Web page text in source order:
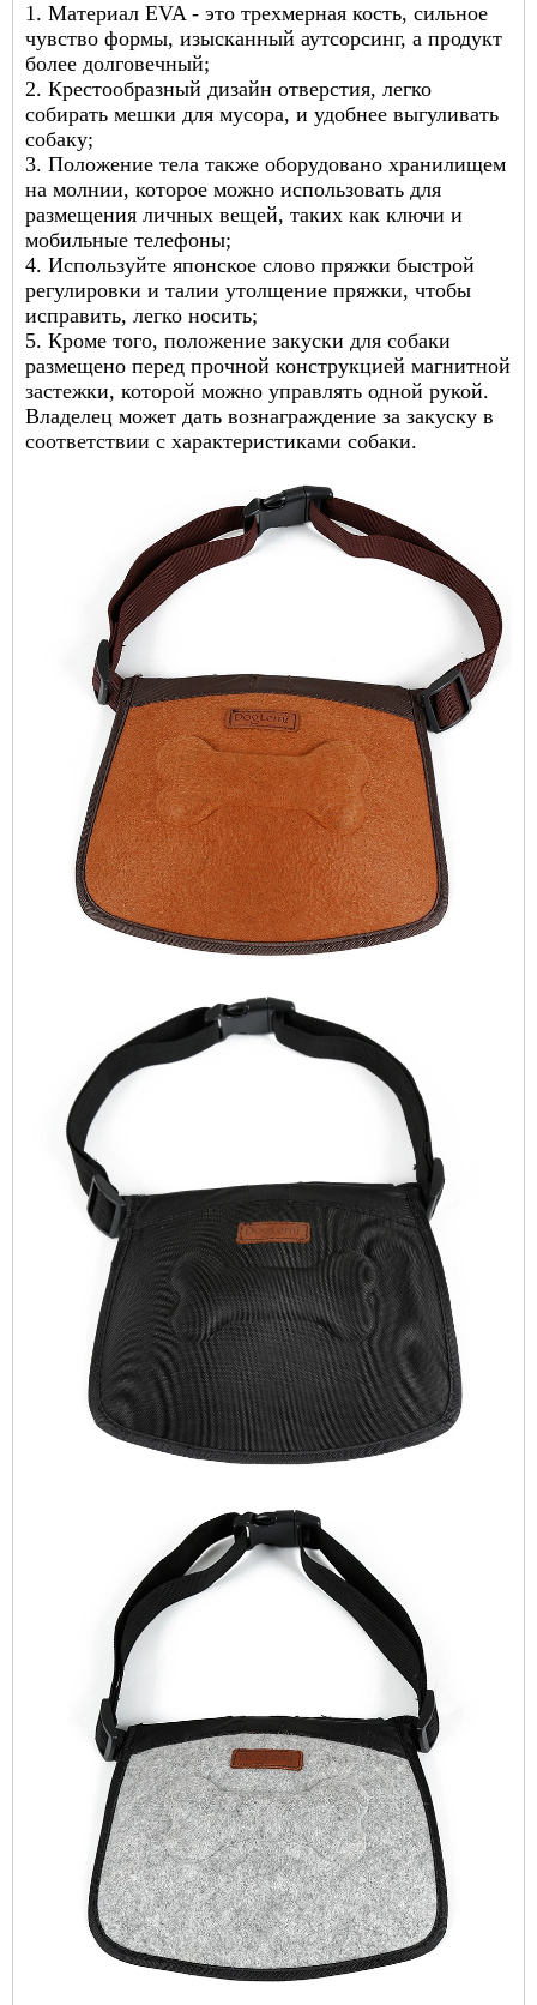
1. Материал EVA - это трехмерная кость, сильное
чувство формы, изысканный аутсорсинг, а продукт
более долговечный;
2. Крестообразный дизайн отверстия, легко
собирать мешки для мусора, и удобнее выгуливать
собаку;
3. Положение тела также оборудовано хранилищем
на молнии, которое можно использовать для
размещения личных вещей, таких как ключи и
мобильные телефоны;
4. Используйте японское слово пряжки быстрой
регулировки и талии утолщение пряжки, чтобы
исправить, легко носить;
5. Кроме того, положение закуски для собаки
размещено перед прочной конструкцией магнитной
застежки, которой можно управлять одной рукой.
Владелец может дать вознаграждение за закуску в
соответствии с характеристиками собаки.